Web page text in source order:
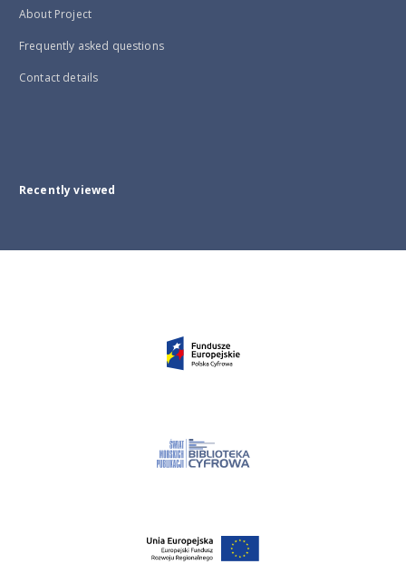
About Project
Frequently asked questions
Contact details
Recently viewed